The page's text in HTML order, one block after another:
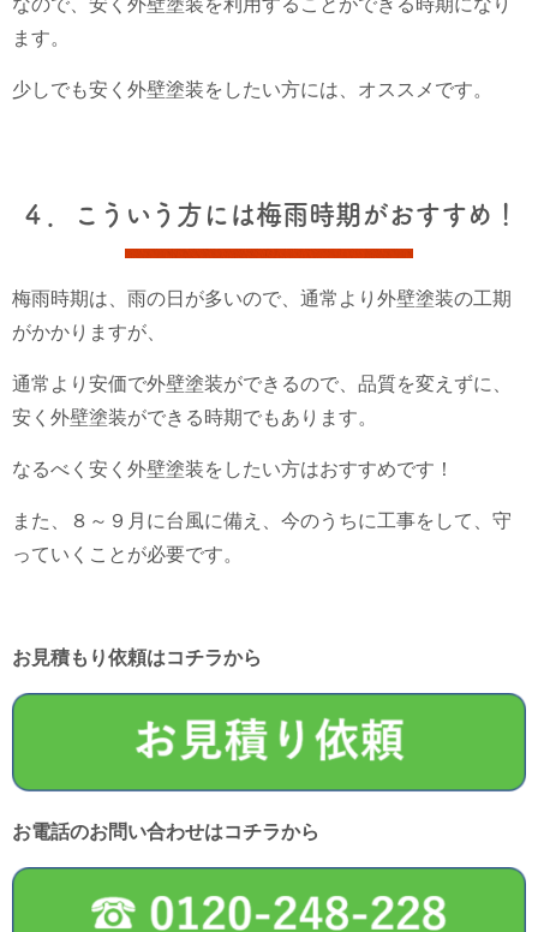
なので、安く外壁塗装を利用することができる時期になり
ます。
少しでも安く外壁塗装をしたい方には、オススメです。
４．こういう方には梅雨時期がおすすめ！
梅雨時期は、雨の日が多いので、通常より外壁塗装の工期
がかかりますが、
通常より安価で外壁塗装ができるので、品質を変えずに、
安く外壁塗装ができる時期でもあります。
なるべく安く外壁塗装をしたい方はおすすめです！
また、８～９月に台風に備え、今のうちに工事をして、守
っていくことが必要です。
お見積もり依頼はコチラから
お電話のお問い合わせはコチラから